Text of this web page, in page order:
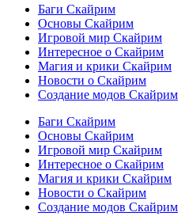
Баги Скайрим
Основы Скайрим
Игровой мир Скайрим
Интересное о Скайрим
Магия и крики Скайрим
Новости о Скайрим
Создание модов Скайрим
Баги Скайрим
Основы Скайрим
Игровой мир Скайрим
Интересное о Скайрим
Магия и крики Скайрим
Новости о Скайрим
Создание модов Скайрим